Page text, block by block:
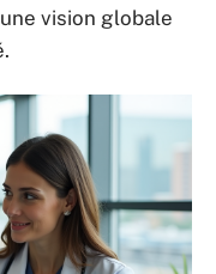
vision globale